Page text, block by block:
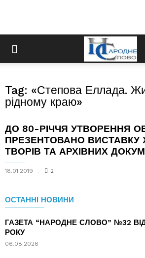
Tag: «Степова Еллада.
рідному краю»
ДО 80-РІЧЧЯ УТВОРЕННЯ
ПРЕЗЕНТОВАНО ВИСТАВКУ
ТВОРІВ ТА АРХІВНИХ
18.01.2019 2
ОСТАННІ НОВИНИ
ГАЗЕТА “НАРОДНЕ СЛОВО” №32
РОКУ
06.08.2026